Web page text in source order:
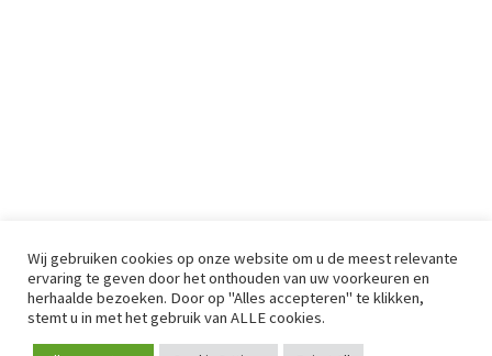
Wij gebruiken cookies op onze website om u de meest relevante
ervaring te geven door het onthouden van uw voorkeuren en
herhaalde bezoeken. Door op "Alles accepteren" te klikken,
stemt u in met het gebruik van ALLE cookies.